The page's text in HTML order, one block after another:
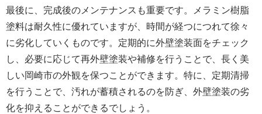
最後に、完成後のメンテナンスも重要です。メラミン樹脂
塗料は耐久性に優れていますが、時間が経つにつれて徐々
に劣化していくものです。定期的に外壁塗装面をチェック
し、必要に応じて再外壁塗装や補修を行うことで、長く美
しい岡崎市の外観を保つことができます。特に、定期清掃
を行うことで、汚れが蓄積されるのを防ぎ、外壁塗装の劣
化を抑えることができるでしょう。